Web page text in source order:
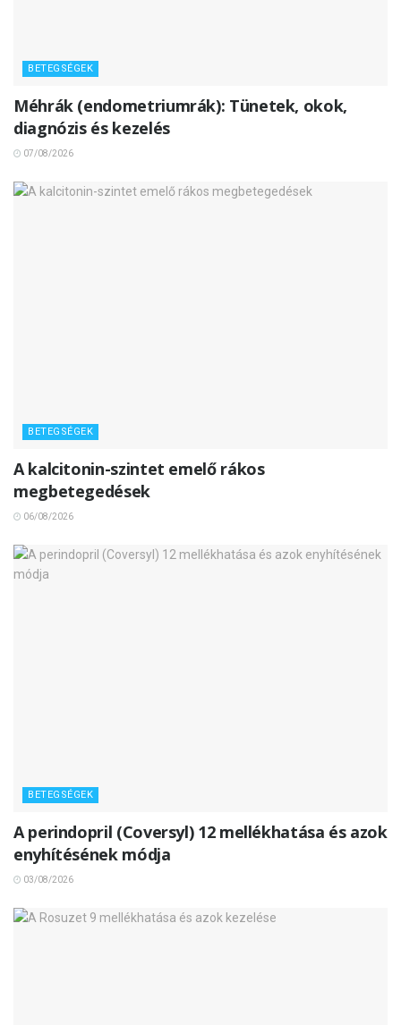
BETEGSÉGEK
Méhrák (endometriumrák): Tünetek, okok,
diagnózis és kezelés
07/08/2026
BETEGSÉGEK
A kalcitonin-szintet emelő rákos
megbetegedések
06/08/2026
BETEGSÉGEK
A perindopril (Coversyl) 12 mellékhatása és azok
enyhítésének módja
03/08/2026